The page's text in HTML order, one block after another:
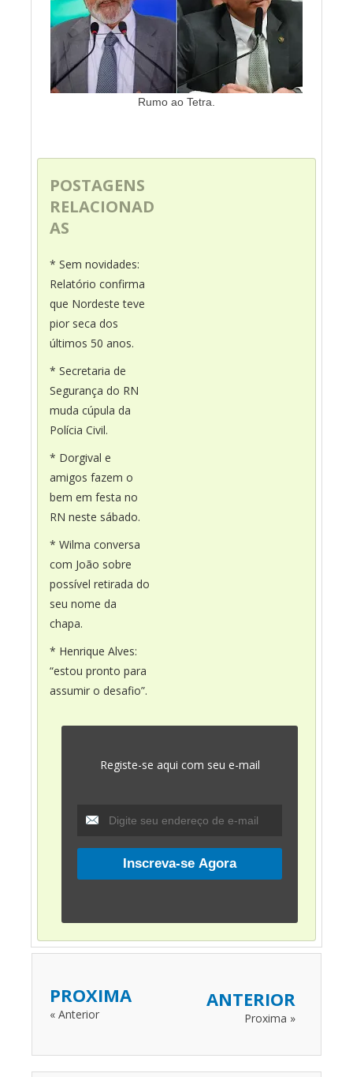
Rumo ao Tetra.
POSTAGENS
RELACIONAD
AS
* Sem novidades:
Relatório confirma
que Nordeste teve
pior seca dos
últimos 50 anos.
* Secretaria de
Segurança do RN
muda cúpula da
Polícia Civil.
* Dorgival e
amigos fazem o
bem em festa no
RN neste sábado.
* Wilma conversa
com João sobre
possível retirada do
seu nome da
chapa.
* Henrique Alves:
“estou pronto para
assumir o desafio”.
Registe-se aqui com seu e-mail
PROXIMA
« Anterior
ANTERIOR
Proxima »